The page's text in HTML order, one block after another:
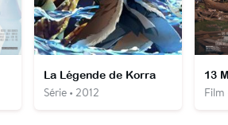
La Légende de Korra
Série • 2012
13
Film